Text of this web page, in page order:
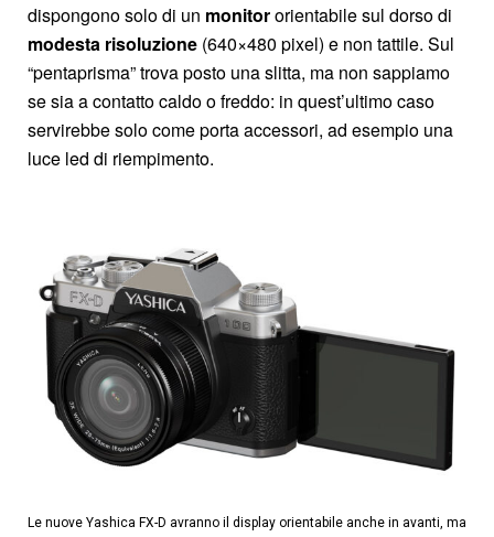
dispongono solo di un monitororientabile sul dorso di
modesta risoluzione (640×480 pixel) e non tattile. Sul
“pentaprisma” trova posto una slitta, ma non sappiamo
se sia a contatto caldo o freddo: in quest’ultimo caso
servirebbe solo come porta accessori, ad esempio una
luce led di riempimento.
Le nuove Yashica FX-D avranno il display orientabile anche in avanti, ma